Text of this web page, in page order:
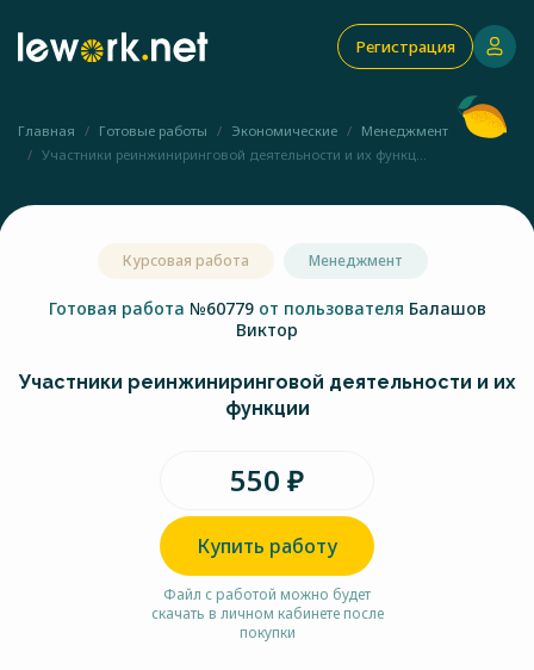
Регистрация
Главная Готовые работы Экономические
Менеджмент
Участники реинжиниринговой деятельности и их функц...
Курсовая работа Менеджмент
Готовая работа №60779 от пользователя Балашов
Виктор
Участники реинжиниринговой деятельности и их
функции
550 ₽
Купить работу
Файл с работой можно будет
скачать в личном кабинете после
покупки